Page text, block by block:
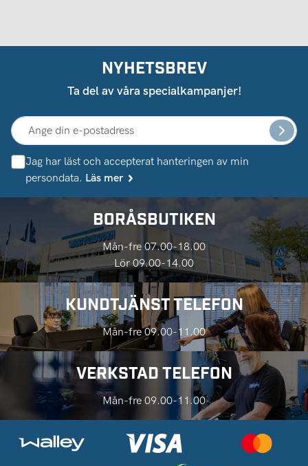
NYHETSBREV
Ta del av våra specialkampanjer!
Jag har läst och accepterat hanteringen av min
persondata. Läs mer
BORÅSBUTIKEN
Mån-fre 07.00-18.00
Lör 09.00-14.00
KUNDTJÄNST TELEFON
Mån-fre 09.00-11.00
VERKSTAD TELEFON
Mån-fre 09.00-11.00